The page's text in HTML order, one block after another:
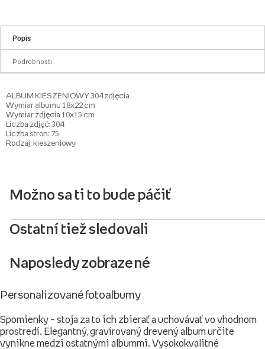
Popis
Podrobnosti
ALBUM KIESZENIOWY 304 zdjęcia
Wymiar albumu 18x22 cm
Wymiar zdjęcia 10x15 cm
Liczba zdjęć: 304
Liczba stron: 75
Rodzaj: kieszeniowy
Možno sa ti to bude páčiť
Ostatní tiež sledovali
Naposledy zobrazené
Personalizované fotoalbumy
Spomienky – stoja za to ich zbierať a uchovávať vo vhodnom
prostredí. Elegantný, gravírovaný drevený album určite
vynikne medzi ostatnými albummi. Vysokokvalitné